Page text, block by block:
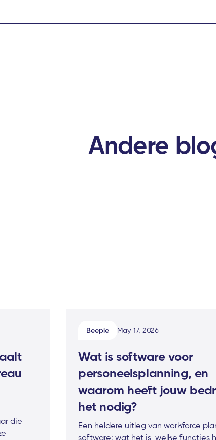
Andere
die
Beeple May 17, 2026
Wat is software voor
personeelsplanning, en
waarom heeft jouw
het nodig?
Een heldere uitleg van workforce
software: wat het is, welke functies